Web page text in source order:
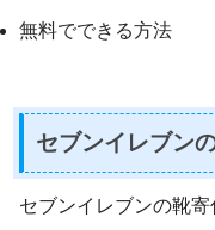
無料でできる方法
セブンイレブン
セブンイレブンの靴